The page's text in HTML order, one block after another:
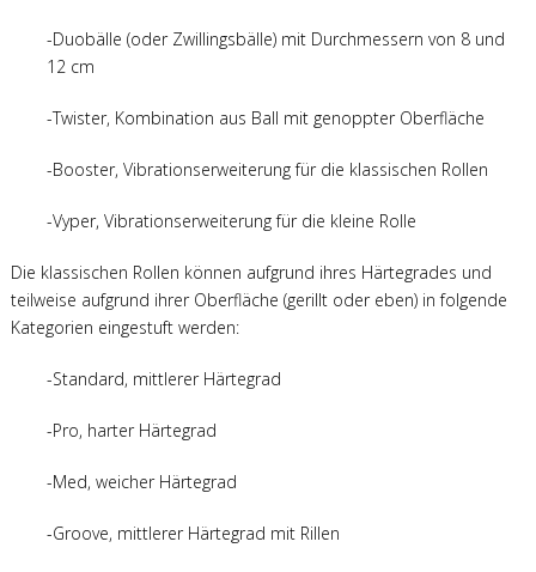
-Duobälle (oder Zwillingsbälle) mit Durchmessern von 8 und
12 cm
-Twister, Kombination aus Ball mit genoppter Oberfläche
-Booster, Vibrationserweiterung für die klassischen Rollen
-Vyper, Vibrationserweiterung für die kleine Rolle
Die klassischen Rollen können aufgrund ihres Härtegrades und
teilweise aufgrund ihrer Oberfläche (gerillt oder eben) in folgende
Kategorien eingestuft werden:
-Standard, mittlerer Härtegrad
-Pro, harter Härtegrad
-Med, weicher Härtegrad
-Groove, mittlerer Härtegrad mit Rillen